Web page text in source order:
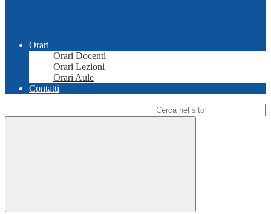
Orari
Orari Docenti
Orari Lezioni
Orari Aule
Contatti